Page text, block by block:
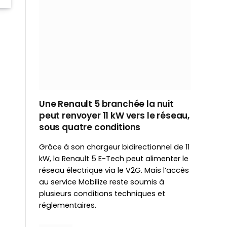
Une Renault 5 branchée la nuit
peut renvoyer 11 kW vers le réseau,
sous quatre conditions
Grâce à son chargeur bidirectionnel de 11
kW, la Renault 5 E-Tech peut alimenter le
réseau électrique via le V2G. Mais l’accès
au service Mobilize reste soumis à
plusieurs conditions techniques et
réglementaires.